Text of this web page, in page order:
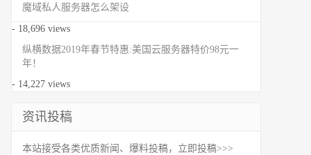
魔域私人服务器怎么架设
- 18,696 views
纵横数据2019年春节特惠:美国云服务器特价98元一
年！
- 14,227 views
资讯投稿
本站接受各类优质新闻、爆料投稿，立即投稿>>>